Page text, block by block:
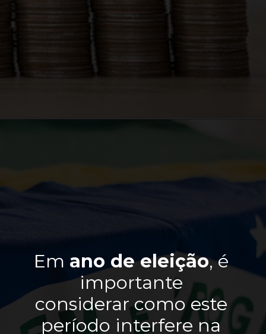
Em ano de eleição, é
importante
considerar como este
período interfere na